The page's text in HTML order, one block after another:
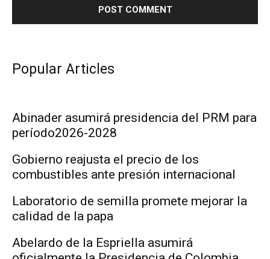
Popular Articles
Abinader asumirá presidencia del PRM para
período2026-2028
Gobierno reajusta el precio de los
combustibles ante presión internacional
Laboratorio de semilla promete mejorar la
calidad de la papa
Abelardo de la Espriella asumirá